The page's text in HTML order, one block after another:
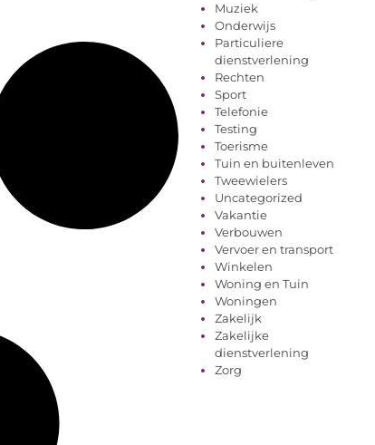
Muziek
Onderwijs
Particuliere
dienstverlening
Rechten
Sport
Telefonie
Testing
Toerisme
Tuin en buitenleven
Tweewielers
Uncategorized
Vakantie
Verbouwen
Vervoer en transport
Winkelen
Woning en Tuin
Woningen
Zakelijk
Zakelijke
dienstverlening
Zorg